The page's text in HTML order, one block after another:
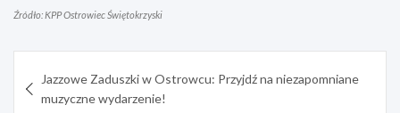
Źródło: KPP Ostrowiec Świętokrzyski
wpisu
Jazzowe Zaduszki w Ostrowcu: Przyjdź na niezapomniane
muzyczne wydarzenie!